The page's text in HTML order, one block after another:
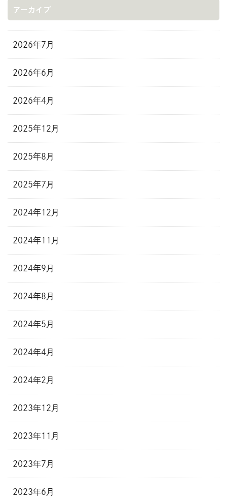
アーカイブ
2026年7月
2026年6月
2026年4月
2025年12月
2025年8月
2025年7月
2024年12月
2024年11月
2024年9月
2024年8月
2024年5月
2024年4月
2024年2月
2023年12月
2023年11月
2023年7月
2023年6月